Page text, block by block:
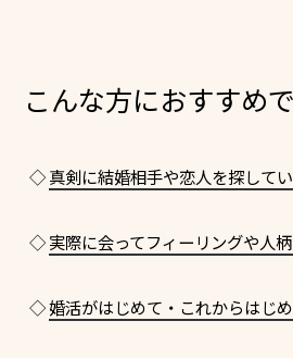
こんな方におすすめ
◇真剣に結婚相手や恋人を探して
◇実際に会ってフィーリングや人
◇婚活がはじめて・これからはじ